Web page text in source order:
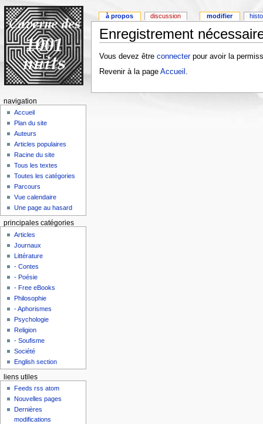
Enregistrement
Vous devez être connecterpour avoir la
Revenir à la page Accueil
à propos discussion modifier
navigation
Accueil
Plan du site
Auteurs
Articles populaires
Racine du site
Tous les textes
Toutes les catégories
Parcours
Vue calendaire
Une page au hasard
principales catégories
Articles
Journaux
Littérature
- Contes
- Poésie
- Free eBooks
Philosophie
- Aphorismes
Psychologie
Religion
- Soufisme
Société
English section
liens utiles
Feeds rss atom
Nouvelles pages
Dernières
modifications